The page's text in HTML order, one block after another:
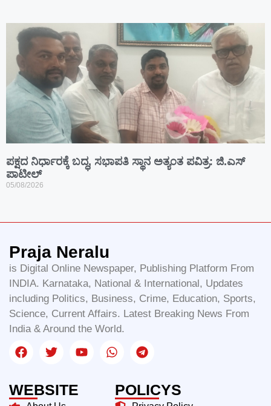
ಪಕ್ಷದ ನಿರ್ಧಾರಕ್ಕೆ ಬದ್ಧ, ಸಭಾಪತಿ ಸ್ಥಾನ ಅತ್ಯಂತ ಪವಿತ್ರ: ಜಿ.ಎಸ್
ಪಾಟೀಲ್
05/08/2026
Praja Neralu
is Digital Online Newspaper, Publishing Platform From
INDIA. Karnataka, National & International, Updates
including Politics, Business, Crime, Education, Sports,
Science, Current Affairs. Latest Breaking News From
India & Around the World.
WEBSITE POLICYS